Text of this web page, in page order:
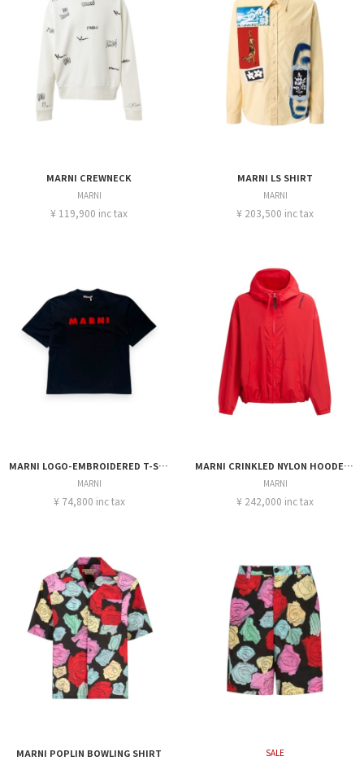
MARNI CREWNECK
MARNI
¥ 119,900 inc tax
MARNI LS SHIRT
MARNI
¥ 203,500 inc tax
MARNI LOGO-EMBROIDERED T-SHIRT
MARNI
¥ 74,800 inc tax
MARNI CRINKLED NYLON HOODED JACKET
MARNI
¥ 242,000 inc tax
MARNI POPLIN BOWLING SHIRT SALE